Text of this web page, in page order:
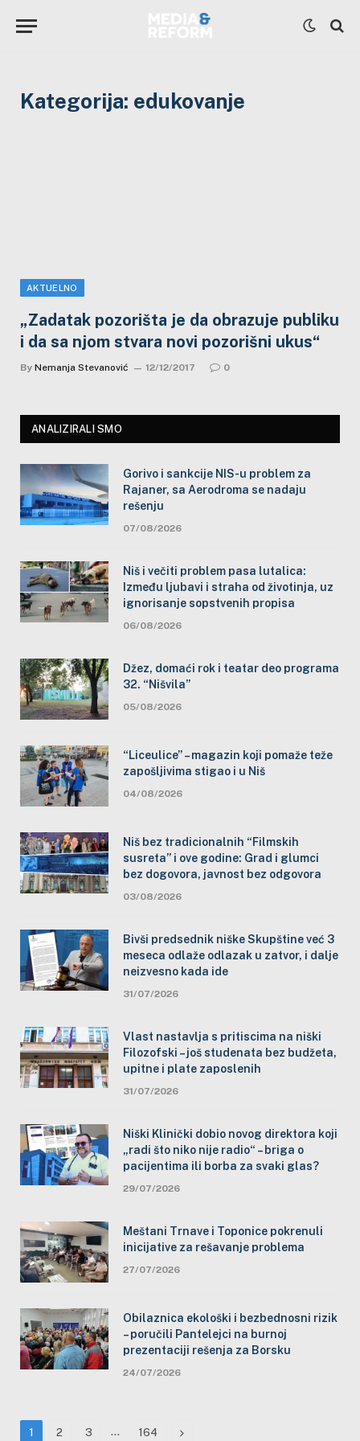
Kategorija: edukovanje
AKTUELNO
„Zadatak pozorišta je da obrazuje publiku
i da sa njom stvara novi pozorišni ukus“
By Nemanja Stevanović 12/12/2017 0
ANALIZIRALI SMO
Gorivo i sankcije NIS-u problem za
Rajaner, sa Aerodroma se nadaju
rešenju
07/08/2026
Niš i večiti problem pasa lutalica:
Između ljubavi i straha od životinja, uz
ignorisanje sopstvenih propisa
06/08/2026
Džez, domaći rok i teatar deo programa
32. “Nišvila”
05/08/2026
“Liceulice” – magazin koji pomaže teže
zapošljivima stigao i u Niš
04/08/2026
Niš bez tradicionalnih “Filmskih
susreta” i ove godine: Grad i glumci
bez dogovora, javnost bez odgovora
03/08/2026
Bivši predsednik niške Skupštine već 3
meseca odlaže odlazak u zatvor, i dalje
neizvesno kada ide
31/07/2026
Vlast nastavlja s pritiscima na niški
Filozofski – još studenata bez budžeta,
upitne i plate zaposlenih
31/07/2026
Niški Klinički dobio novog direktora koji
„radi što niko nije radio“ – briga o
pacijentima ili borba za svaki glas?
29/07/2026
Meštani Trnave i Toponice pokrenuli
inicijative za rešavanje problema
27/07/2026
Obilaznica ekološki i bezbednosni rizik
– poručili Pantelejci na burnoj
prezentaciji rešenja za Borsku
24/07/2026
1 2 3 … 164 Next